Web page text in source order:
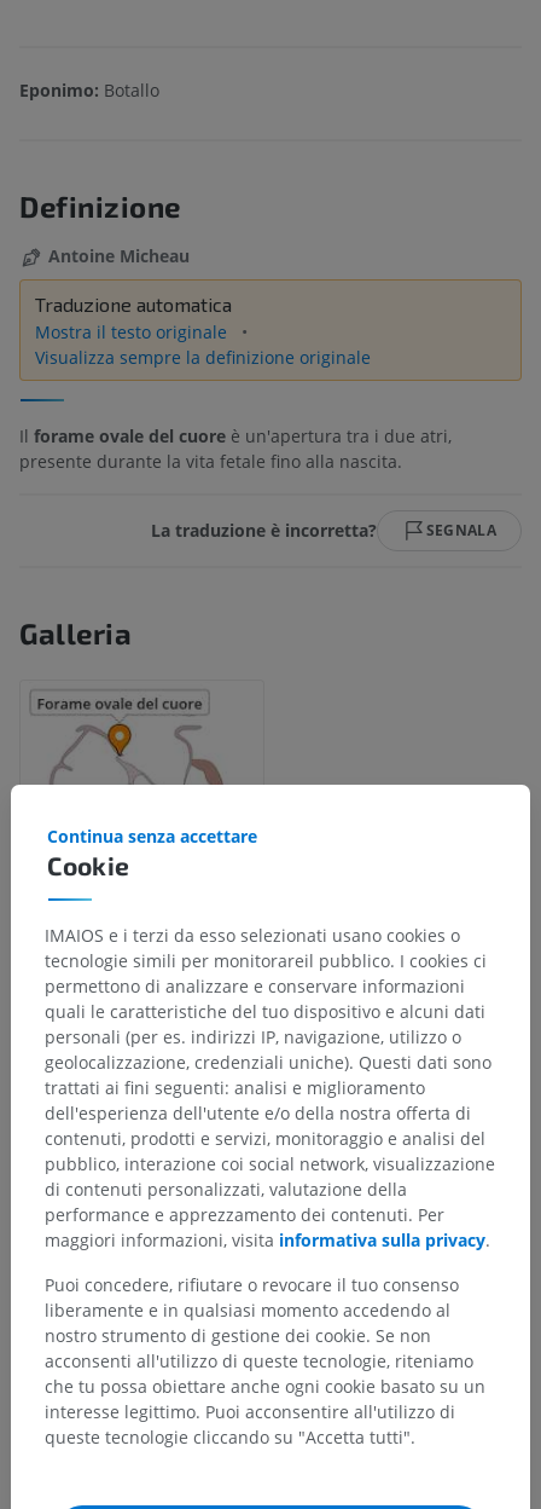
Eponimo: Botallo
Definizione
Antoine Micheau
Traduzione automatica
Mostra il testo originale
Visualizza sempre la definizione originale
Il forame ovale del cuore è un'apertura tra i due atri,
presente durante la vita fetale fino alla nascita.
La traduzione è incorretta? SEGNALA
Galleria
Gerarchia anatomica
Anatomia umana 2
Corpo umano> Sistemi integrativi >
Apparato cardiovascolare> Cuore> Setti cardiaci>
Setto interatriale> Forame ovale del cuore
Strutture sottostanti:Non sono presenti strutture
soggiacenti per questa parte anatomica
Anatomia umana 1
Traduzioni
Cookie
Continua senza accettare
IMAIOS e i terzi da esso selezionati usano cookies o
tecnologie simili per monitorareil pubblico. I cookies ci
permettono di analizzare e conservare informazioni
quali le caratteristiche del tuo dispositivo e alcuni dati
personali (per es. indirizzi IP, navigazione, utilizzo o
geolocalizzazione, credenziali uniche). Questi dati sono
trattati ai fini seguenti: analisi e miglioramento
dell'esperienza dell'utente e/o della nostra offerta di
contenuti, prodotti e servizi, monitoraggio e analisi del
pubblico, interazione coi social network, visualizzazione
di contenuti personalizzati, valutazione della
performance e apprezzamento dei contenuti. Per
maggiori informazioni, visita informativa sulla privacy.
Puoi concedere, rifiutare o revocare il tuo consenso
liberamente e in qualsiasi momento accedendo al
nostro strumento di gestione dei cookie. Se non
acconsenti all'utilizzo di queste tecnologie, riteniamo
che tu possa obiettare anche ogni cookie basato su un
interesse legittimo. Puoi acconsentire all'utilizzo di
queste tecnologie cliccando su "Accetta tutti".